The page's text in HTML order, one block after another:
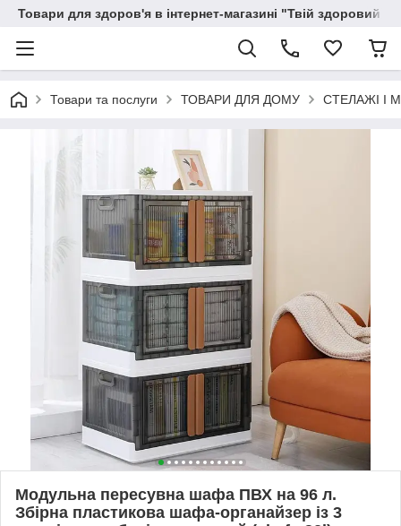
Товари для здоров'я в інтернет-магазині "Твій здоровий
Товари та послуги ТОВАРИ ДЛЯ ДОМУ СТЕЛАЖІ І
Модульна пересувна шафа ПВХ на 96 л.
Збірна пластикова шафа-органайзер із 3